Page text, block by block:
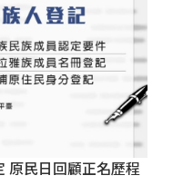
原民日回顧正名歷程